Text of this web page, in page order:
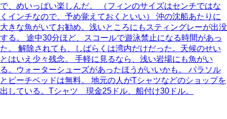
で、めいっぱい楽しんだ。 （フィンのサイズはセンチではな
くインチなので、予め覚えておくといい） 沖の沈船あたりに
大きな魚がいてお勧め。浅いところにもスティングレーが出没
する。 途中30分ほど、スコールで遊泳禁止になる時間があっ
た。 解除されても、しばらくは湾内だけだった。天候のせい
とはいえ少々残念。 手軽に見るなら、浅い岩場にも魚がい
る。ウォーターシューズがあったほうがいいかも。 パラソル
とビーチベッドは無料。 地元の人がTシャツなどのショップを
出している。Tシャツ 現金25ドル、船付け30ドル。